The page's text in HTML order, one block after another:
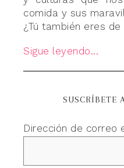
comida y sus
¿Tú también eres
Sigue leyendo...
SUSCRÍBETE
Dirección de correo